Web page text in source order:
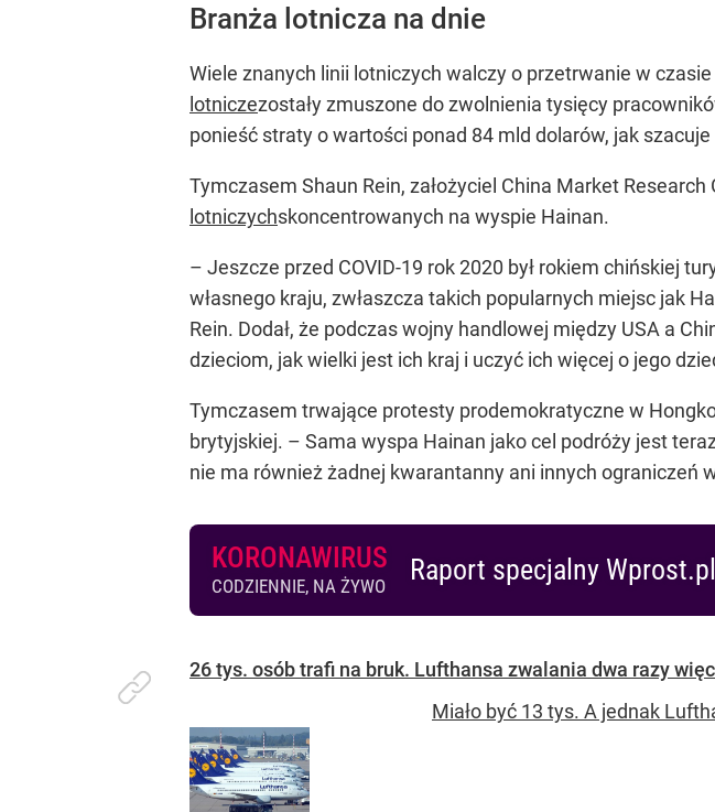
Branża lotnicza na dnie
Wiele znanych linii lotniczych walczy o przetrwanie w
lotniczezostały zmuszone do zwolnienia tysięcy
ponieść straty o wartości ponad 84 mld dolarów, jak
Tymczasem Shaun Rein, założyciel China Market
lotniczychskoncentrowanych na wyspie Hainan.
– Jeszcze przed COVID-19 rok 2020 był rokiem chińskiej
własnego kraju, zwłaszcza takich popularnych miejsc jak
Rein. Dodał, że podczas wojny handlowej między USA a
dzieciom, jak wielki jest ich kraj i uczyć ich więcej o jego
Tymczasem trwające protesty prodemokratyczne w
brytyjskiej. – Sama wyspa Hainan jako cel podróży jest
nie ma również żadnej kwarantanny ani innych ograniczeń
KORONAWIRUS
CODZIENNIE, NA ŻYWO Raport specjalny Wprost.pl
26 tys. osób trafi na bruk. Lufthansa zwalania dwa razy
Miało być 13 tys. A jednak